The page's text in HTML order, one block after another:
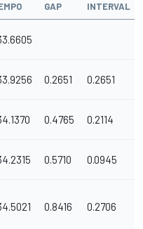
GAP INTERVAL
0.2651 0.2651
0.4765 0.2114
0.5710 0.0945
0.8416 0.2706